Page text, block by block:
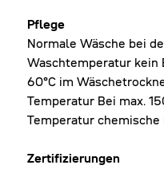
Pflege
Normale Wäsche bei
Waschtemperatur kein
60°C im
Temperatur Bei max.
Temperatur
Zertifizierungen